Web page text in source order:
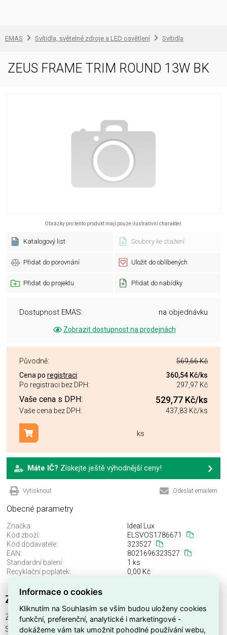
EMAS Svítidla, světelné zdroje a LED osvětlení Svítidla
ZEUS FRAME TRIM ROUND 13W BK
Obrázky pro tento produkt mají pouze ilustrativní charakter.
Katalogový list Soubory ke stažení
Přidat do porovnání Uložit do oblíbených
Přidat do projektu Přidat do nabídky
Dostupnost EMAS: na objednávku
Zobrazit dostupnost na prodejnách
Původně:
569,66 Kč
Cena po registraci: 360,54 Kč/ks
Po registraci bez DPH:
297,97 Kč
Vaše cena s DPH: 529,77 Kč/ks
Vaše cena bez DPH: 437,83 Kč/ks
ks
Přidat do košíku
Máte IČ? Získejte ještě výhodnější ceny!
Vytisknout Odeslat emailem
Obecné parametry
Značka:
Ideal Lux
Kód zboží:
ELSVOS1786671
Kód dodavatele:
323527
EAN:
8021696323527
Standardní balení:
1 ks
Recyklační poplatek:
0,00 Kč
ZEUS FRAME TRIM ROUND 13W BK
ZEUS FRAME TRIM ROUND 13W BK najdete v kategoriích
Svítidla, Svítidla, světelné zdroje a LED osvětlení, výrobce
Informace o cookies
Kliknutím na Souhlasím se vším budou uloženy cookies
funkční, preferenční, analytické i marketingové -
dokážeme vám tak umožnit pohodlné používání webu,